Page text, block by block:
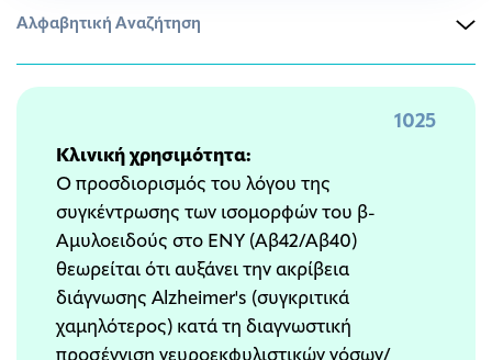
Αλφαβητική Αναζήτηση
1025
Κλινική χρησιμότητα:
Ο προσδιορισμός του λόγου της
συγκέντρωσης των ισομορφών του β-
Αμυλοειδούς στο ΕΝΥ (Αβ42/Αβ40)
θεωρείται ότι αυξάνει την ακρίβεια
διάγνωσης Alzheimer's (συγκριτικά
χαμηλότερος) κατά τη διαγνωστική
προσέγγιση νευροεκφυλιστικών νόσων/